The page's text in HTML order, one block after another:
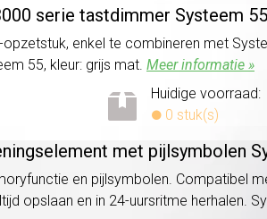
serie tastdimmer Systeem
enkel te combineren met
55, kleur: grijs mat. Meer informatie »
Huidige voorraad:
0 stuk(s)
met pijlsymbolen
en pijlsymbolen. Compatibel
opslaan en in 24-uursritme herhalen.